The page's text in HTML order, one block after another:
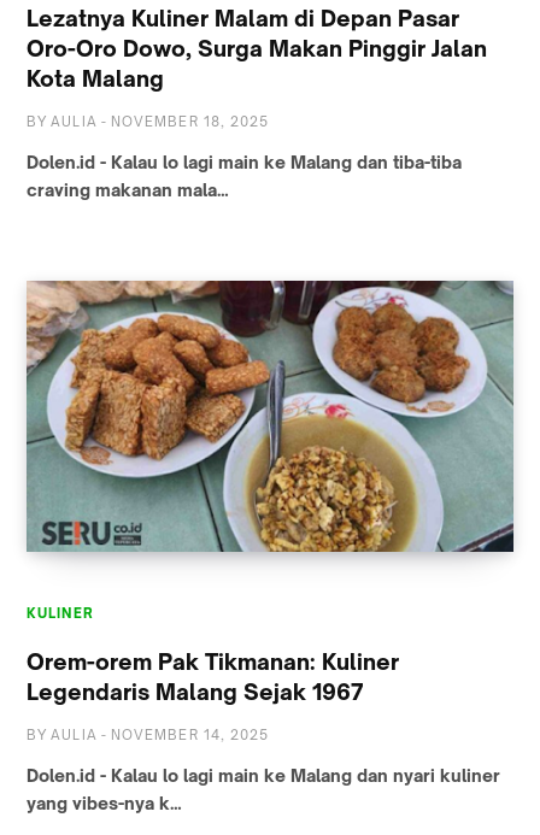
Lezatnya Kuliner Malam di Depan Pasar
Oro-Oro Dowo, Surga Makan Pinggir Jalan
Kota Malang
BY AULIA - NOVEMBER 18, 2025
Dolen.id - Kalau lo lagi main ke Malang dan tiba-tiba
craving makanan mala…
KULINER
Orem-orem Pak Tikmanan: Kuliner
Legendaris Malang Sejak 1967
BY AULIA - NOVEMBER 14, 2025
Dolen.id - Kalau lo lagi main ke Malang dan nyari kuliner
yang vibes-nya k…